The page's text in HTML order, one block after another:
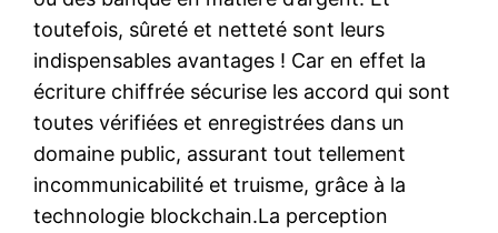
toutefois, sûreté et netteté sont leurs
indispensables avantages ! Car en effet la
écriture chiffrée sécurise les accord qui sont
toutes vérifiées et enregistrées dans un
domaine public, assurant tout tellement
incommunicabilité et truisme, grâce à la
technologie blockchain.La perception